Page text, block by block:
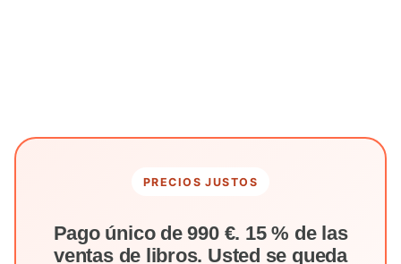
PRECIOS JUSTOS
Pago único de 990 €. 15 % de las
ventas de libros. Usted se queda